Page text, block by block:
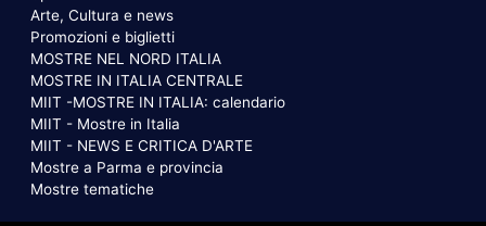
Arte, Cultura e news
Promozioni e biglietti
MOSTRE NEL NORD ITALIA
MOSTRE IN ITALIA CENTRALE
MIIT -MOSTRE IN ITALIA: calendario
MIIT - Mostre in Italia
MIIT - NEWS E CRITICA D'ARTE
Mostre a Parma e provincia
Mostre tematiche